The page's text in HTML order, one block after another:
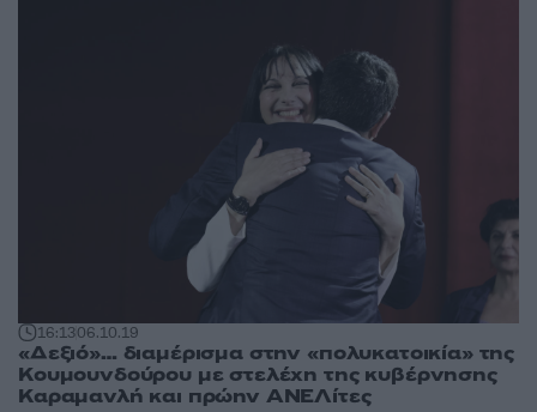
16:1306.10.19
«Δεξιό»… διαμέρισμα στην «πολυκατοικία» της
Κουμουνδούρου με στελέχη της κυβέρνησης
Καραμανλή και πρώην ΑΝΕΛίτες